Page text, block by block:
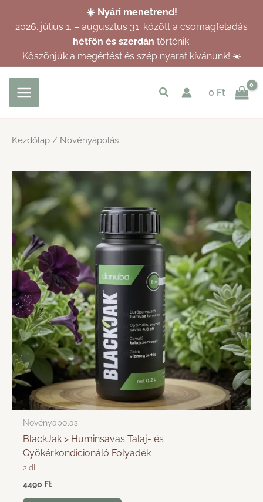
☀️ Nyári menetrend!
2026. július 1. – augusztus 31. között a csomagfeladás
hétfőn és szerdán történik.
Köszönjük a megértést és szép nyarat kívánunk! ☀️
Keresés
0 Ft
Kezdőlap / Növényápolás
Növényápolás
BlackJak > Huminsavas Talaj- és
Gyökérkondicionáló Folyadék
2 dl
4490 Ft